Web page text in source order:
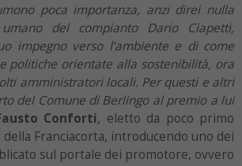
poca importanza, anzi direi nulla
del compianto Dario Ciapetti,
impegno verso l’ambiente e di come
politiche orientate alla sostenibilità, ora
amministratori locali. Per questi e altri
del Comune di Berlingo al premio a lui
Conforti, eletto da poco primo
Franciacorta, introducendo uno dei
sul portale dei promotore, ovvero